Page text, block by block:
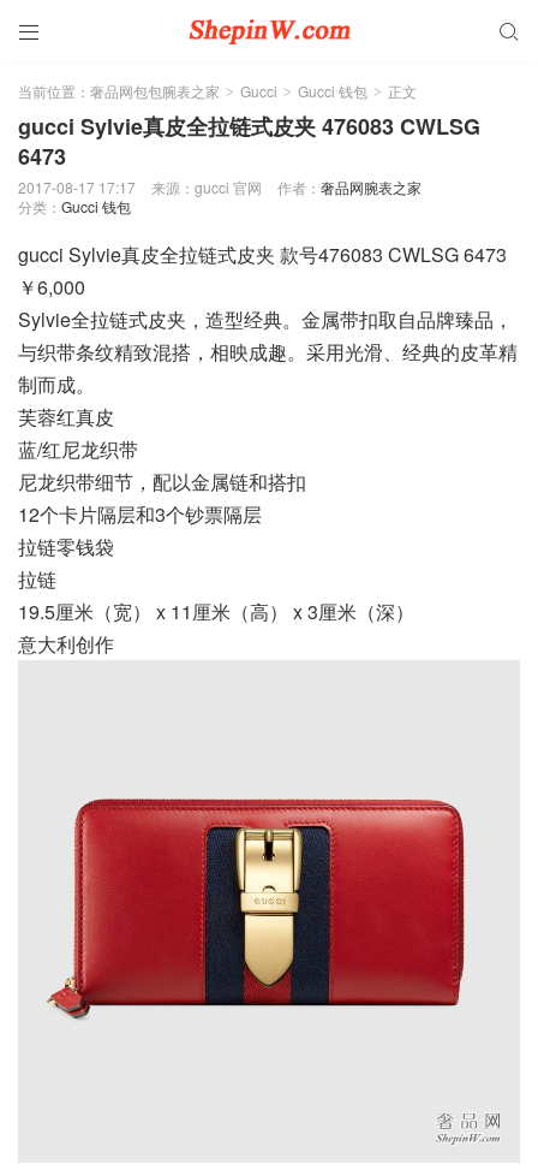
 
当前位置： 奢品网包包腕表之家 > Gucci > Gucci 钱包 > 正文
gucci Sylvie真皮全拉链式皮夹 476083 CWLSG
6473
2017-08-17 17:17 来源：gucci 官网 作者： 奢品网腕表之家
分类： Gucci 钱包
gucci Sylvie真皮全拉链式皮夹 款号476083 CWLSG 6473
￥6,000
Sylvie全拉链式皮夹，造型经典。金属带扣取自品牌臻品，
与织带条纹精致混搭，相映成趣。采用光滑、经典的皮革精
制而成。
芙蓉红真皮
蓝/红尼龙织带
尼龙织带细节，配以金属链和搭扣
12个卡片隔层和3个钞票隔层
拉链零钱袋
拉链
19.5厘米（宽） x 11厘米（高） x 3厘米（深）
意大利创作